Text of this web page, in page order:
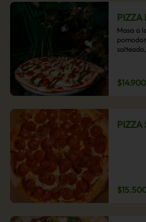
PIZZA
Masa a
$14.900
PIZZA